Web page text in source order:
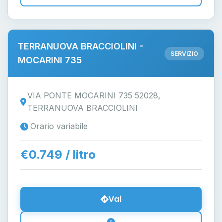
TERRANUOVA BRACCIOLINI -
MOCARINI 735
SERVIZIO
VIA PONTE MOCARINI 735 52028,
TERRANUOVA BRACCIOLINI
Orario variabile
€0.749 / litro
Vai